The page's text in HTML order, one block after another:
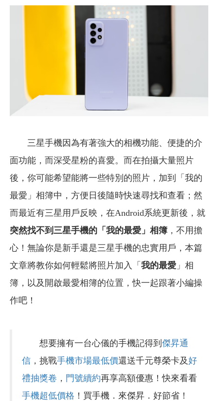
三星手機因為有著強大的相機功能、便捷的介
面功能，而深受星粉的喜愛。而在拍攝大量照片
後，你可能希望能將一些特別的照片，加到「我的
最愛」相簿中，方便日後隨時快速尋找和查看；然
而最近有三星用戶反映，在Android系統更新後，就
突然找不到三星手機的「我的最愛」相簿 ，不用擔
心！無論你是新手還是三星手機的忠實用戶，本篇
文章將教你如何輕鬆將照片加入「 我的最愛 」相
簿，以及開啟最愛相簿的位置，快一起跟著小編操
作吧！
想要擁有一台心儀的手機記得到 傑昇通
信 ，挑戰手機市場最低價還送千元尊榮卡及好
禮抽獎卷 ， 門號續約再享高額優惠！快來看看
手機超低價格 ！買手機．來傑昇．好節省！